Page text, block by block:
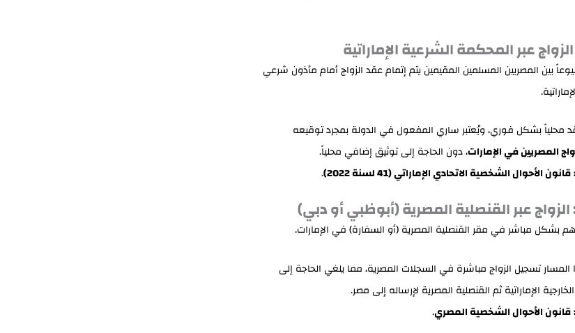
بين المصريين المسلمين المقيمين يتم إتمام عقد الزواج أمام مأذون شرعي
محلياً بشكل فوري، ويُعتبر ساري المفعول في الدولة بمجرد توقيعه
المصريين في الإمارات، دون الحاجة إلى توثيق إضافي محلياً.
قانون الأحوال الشخصية الاتحادي الإماراتي (41 لسنة 2022) .
بشكل مباشر في مقر القنصلية المصرية (أو السفارة) في الإمارات.
تسجيل الزواج مباشرة في السجلات المصرية، مما يلغي الحاجة إلى
الإماراتية ثم القنصلية المصرية لإرساله إلى مصر.
قانون الأحوال الشخصية المصري.